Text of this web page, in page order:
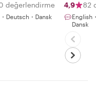
değerlendirme
Deutsch・Dansk
4,9 82
English
Dansk